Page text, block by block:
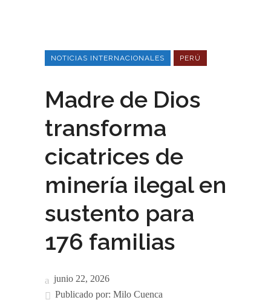
NOTICIAS INTERNACIONALES PERÚ
Madre de Dios
transforma
cicatrices de
minería ilegal en
sustento para
176 familias
junio 22, 2026
Publicado por: Milo Cuenca